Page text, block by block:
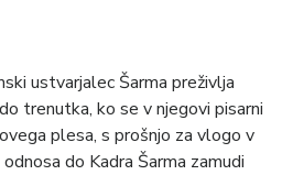
ustvarjalec Šarma preživlja
trenutka, ko se v njegovi pisarni
plesa, s prošnjo za vlogo v
do Kadra Šarma zamudi